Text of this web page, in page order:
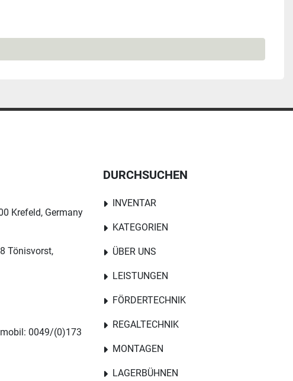
Krefeld, Germany
Tönisvorst,
0049/(0)173
DURCHSUCHEN
INVENTAR
KATEGORIEN
ÜBER UNS
LEISTUNGEN
FÖRDERTECHNIK
REGALTECHNIK
MONTAGEN
LAGERBÜHNEN